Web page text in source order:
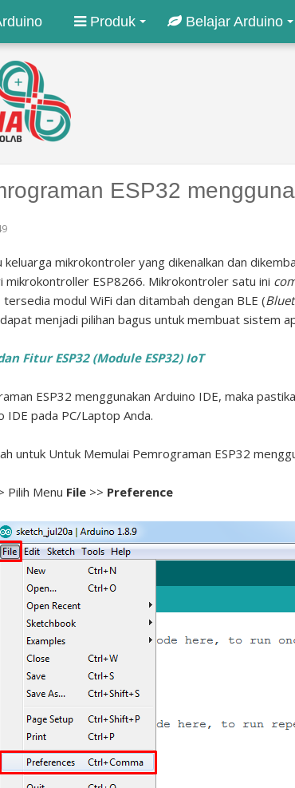
Produk Belajar Arduino
ESP32
keluarga mikrokontroler yang dikenalkan dan
mikrokontroller ESP8266. Mikrokontroler satu ini
modul WiFi dan ditambah dengan BLE (
menjadi pilihan bagus untuk membuat sistem
Fitur ESP32 (Module ESP32) IoT
ESP32 menggunakan Arduino IDE, maka
IDE pada PC/Laptop Anda.
untuk Untuk Memulai Pemrograman ESP32
Pilih Menu File >> Preference